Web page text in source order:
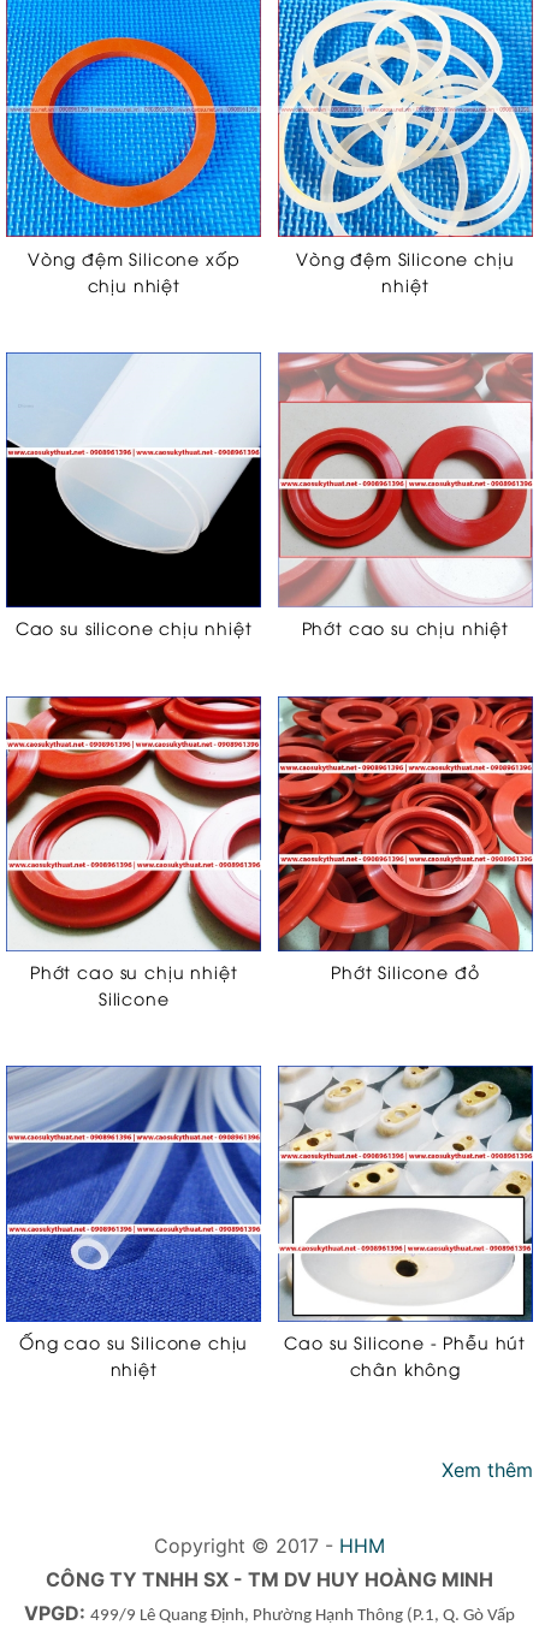
Vòng đệm Silicone xốp
chịu nhiệt
Vòng đệm Silicone chịu
nhiệt
Cao su silicone chịu nhiệt Phớt cao su chịu nhiệt
Phớt cao su chịu nhiệt
Silicone
Phớt Silicone đỏ
Ống cao su Silicone chịu
nhiệt
Cao su Silicone - Phễu hút
chân không
Xem thêm
Copyright © 2017 - HHM
CÔNG TY TNHH SX - TM DV HUY HOÀNG MINH
VPGD: 499/9 Lê Quang Định, Phường Hạnh Thông (P.1, Q. Gò Vấp